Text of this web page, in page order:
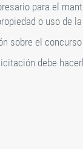
para el
o uso de
sobre el
debe